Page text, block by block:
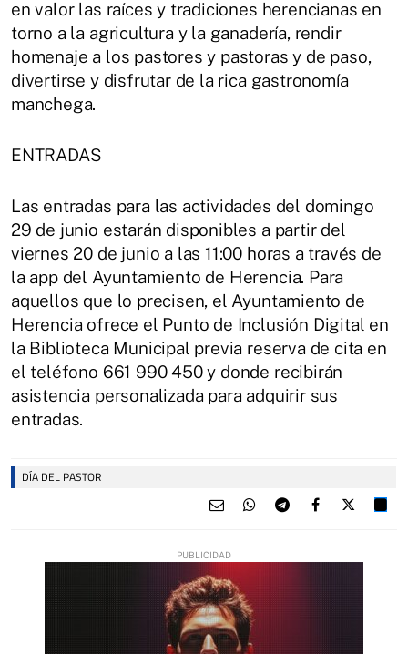
en valor las raíces y tradiciones herencianas en
torno a la agricultura y la ganadería, rendir
homenaje a los pastores y pastoras y de paso,
divertirse y disfrutar de la rica gastronomía
manchega.
ENTRADAS
Las entradas para las actividades del domingo
29 de junio estarán disponibles a partir del
viernes 20 de junio a las 11:00 horas a través de
la app del Ayuntamiento de Herencia. Para
aquellos que lo precisen, el Ayuntamiento de
Herencia ofrece el Punto de Inclusión Digital en
la Biblioteca Municipal previa reserva de cita en
el teléfono 661 990 450 y donde recibirán
asistencia personalizada para adquirir sus
entradas.
DÍA DEL PASTOR